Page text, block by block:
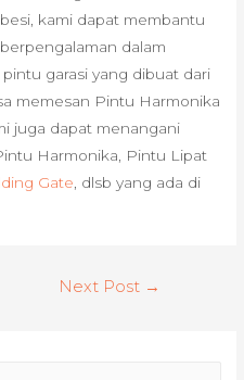
kami dapat membantu
dalam
garasi yang dibuat dari
memesan Pintu Harmonika
juga dapat menangani
Harmonika, Pintu Lipat
Gate , dlsb yang ada di
Next Post →